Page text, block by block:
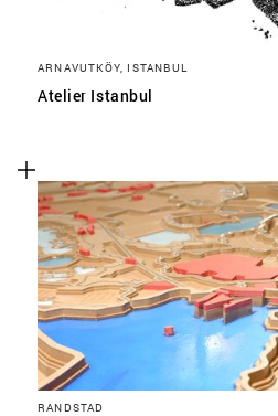
ARNAVUTKÖY, ISTANBUL
Atelier Istanbul
RANDSTAD